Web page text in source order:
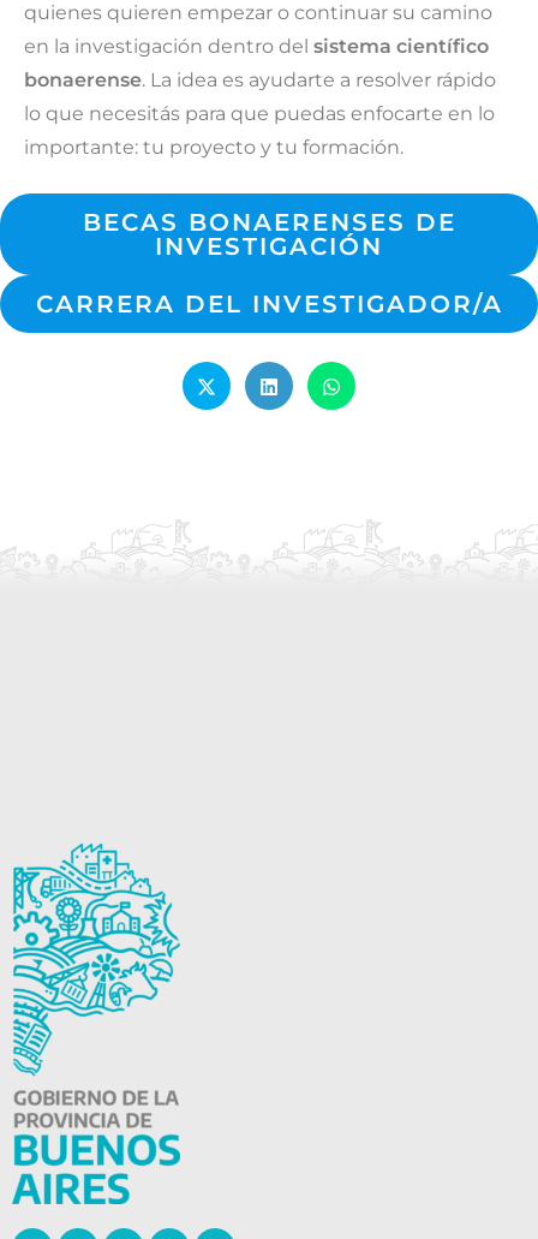
quienes quieren empezar o continuar su camino
en la investigación dentro del sistema científico
bonaerense. La idea es ayudarte a resolver rápido
lo que necesitás para que puedas enfocarte en lo
importante: tu proyecto y tu formación.
BECAS BONAERENSES DE
INVESTIGACIÓN
CARRERA DEL INVESTIGADOR/A